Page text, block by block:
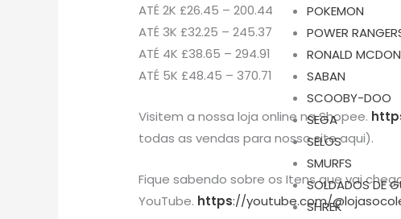
POKEMON
POWER
RONALD
SABAN
SCOOBY-DOO
SEGA
SELOS
SMURFS
SOLDADOS DE
SHREK
ATÉ 2K £26.45 – 200.44
ATÉ 3K £32.25 – 245.37
ATÉ 4K £38.65 – 294.91
ATÉ 5K £48.45 – 370.71
Visitem a nossa loja online na Shopee.
todas as vendas para nosso site aqui).
Fique sabendo sobre os Itens que vai
YouTube. https://youtube.com/